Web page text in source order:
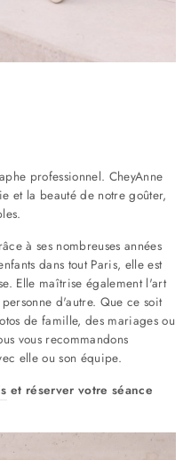
professionnel. CheyAnne
et la beauté de notre goûter,
à ses nombreuses années
dans tout Paris, elle est
Elle maîtrise également l'art
d'autre. Que ce soit
de famille, des mariages ou
vous recommandons
elle ou son équipe.
et réserver votre séance